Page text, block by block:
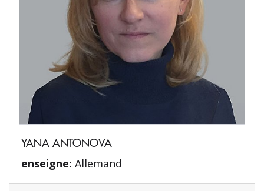
YANA ANTONOVA
enseigne: Allemand